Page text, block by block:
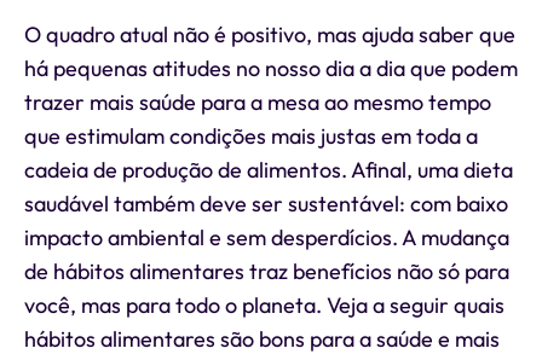
O quadro atual não é positivo, mas ajuda saber que
há pequenas atitudes no nosso dia a dia que podem
trazer mais saúde para a mesa ao mesmo tempo
que estimulam condições mais justas em toda a
cadeia de produção de alimentos. Afinal, uma dieta
saudável também deve ser sustentável: com baixo
impacto ambiental e sem desperdícios. A mudança
de hábitos alimentares traz benefícios não só para
você, mas para todo o planeta. Veja a seguir quais
hábitos alimentares são bons para a saúde e mais